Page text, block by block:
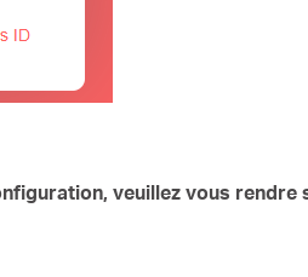
veuillez vous rendre